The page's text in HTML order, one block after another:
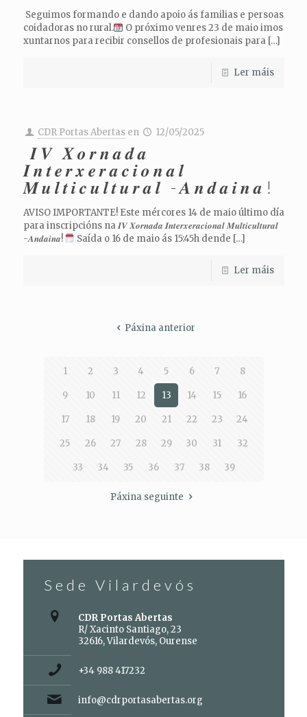
Seguimos formando e dando apoio ás familias e persoas
coidadoras no rural.
O próximo venres 23 de maio imos
xuntarnos para recibir consellos de profesionais para[…]
Ler máis
CDR Portas Abertas en 12/05/2025
𝑰𝑽 𝑿𝒐𝒓𝒏𝒂𝒅𝒂
𝑰𝒏𝒕𝒆𝒓𝒙𝒆𝒓𝒂𝒄𝒊𝒐𝒏𝒂𝒍
𝑴𝒖𝒍𝒕𝒊𝒄𝒖𝒍𝒕𝒖𝒓𝒂𝒍 -𝑨𝒏𝒅𝒂𝒊𝒏𝒂!
AVISO IMPORTANTE! Este mércores 14 de maio último día
para inscripcións na 𝑰𝑽 𝑿𝒐𝒓𝒏𝒂𝒅𝒂 𝑰𝒏𝒕𝒆𝒓𝒙𝒆𝒓𝒂𝒄𝒊𝒐𝒏𝒂𝒍 𝑴𝒖𝒍𝒕𝒊𝒄𝒖𝒍𝒕𝒖𝒓𝒂𝒍
-𝑨𝒏𝒅𝒂𝒊𝒏𝒂!
Saída o 16 de maio ás 15:45h dende […]
Ler máis
Páxina anterior
1 2 3 4 5 6 7 8
9 10 11 12 13 14 15 16
17 18 19 20 21 22 23 24
25 26 27 28 29 30 31 32
33 34 35 36 37 38 39
Páxina seguinte
Sede Vilardevós
CDR Portas Abertas
R/ Xacinto Santiago, 23
32616, Vilardevós, Ourense
+34 988 417232
info@cdrportasabertas.org